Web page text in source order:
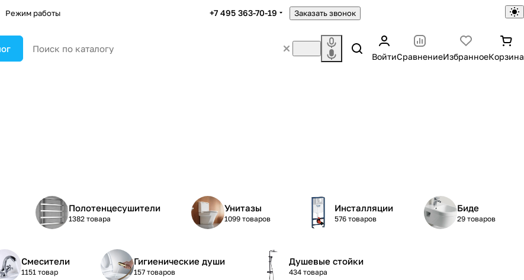
Режим работы +7 495 363-70-19 Заказать звонок
ВойтиСравнениеИзбранноеКорзина
Полотенцесушители
1382 товара
Унитазы
1099 товаров
Инсталляции
576 товаров
Биде
29 товаров
Смесители
1151 товар
Гигиенические души
157 товаров
Душевые стойки
434 товара